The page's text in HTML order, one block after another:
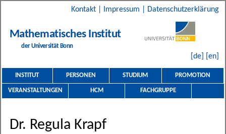
Kontakt Impressum Datenschutzerklärung
Mathematisches Institut
der Universität Bonn
[de] [en]
INSTITUT PERSONEN STUDIUM PROMOTION
VERANSTALTUNGEN HCM FACHGRUPPE
Dr. Regula Krapf